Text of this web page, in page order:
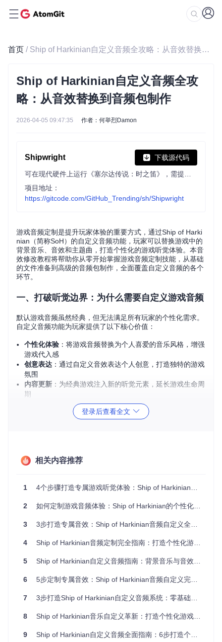
首页 / Ship of Harkinian自定义音频全攻略：从音效替换到音频包制作
Ship of Harkinian自定义音频全攻
略：从音效替换到音频包制作
2026-04-05 09:47:35 作者：何举烈Damon
Shipwright 下载源代码
项目地址：
https://gitcode.com/GitHub_Trending/sh/Shipwright
游戏音频定制是提升玩家体验的重要方式，通过Ship of Harki
nian（简称SoH）的自定义音频功能，玩家可以替换游戏中的
背景音乐、音效和主题曲，打造个性化的游戏听觉体验。本音
效修改教程将帮助你从零开始掌握游戏音频定制技能，从基础
的文件准备到高级的音频包制作，全面覆盖自定义音频的各个
环节。
一、打破听觉边界：为什么需要自定义游戏音频
默认游戏音频虽然经典，但无法满足所有玩家的个性化需求。
自定义音频功能为玩家提供了以下核心价值：
个性化体验 ：将游戏音频替换为个人喜爱的音乐风格，增强
游戏代入感
创意表达 ：通过自定义音效表达个人创意，打造独特的游戏
氛围
内容更新 ：为经典游戏注入新的听觉元素，延长游戏生命周
期
：为听力障碍玩家提供自定义音频方案，提升游
二、技术规格速查表
在开始制作自定义音频前，请熟悉以下技术参数：
参数
格式
+ .meta (元数据文件)
据格
第一行：音乐名称
类型代码：C=背景音
结构
所有子目录
限制
最多1024个音频序列 包含游戏原始音频序列
登录后查看全文
相关内容推荐
1 4个步骤打造专属游戏听觉体验：Ship of Harkinian音频自定义全攻略
2 如何定制游戏音频体验：Ship of Harkinian的个性化音效方案
3 3步打造专属音效：Ship of Harkinian音频自定义全攻略
4 Ship of Harkinian音频定制完全指南：打造个性化游戏听觉体验
5 Ship of Harkinian自定义音频指南：背景音乐与音效替换全解析
6 5步定制专属音效：Ship of Harkinian音频自定义完全指南
7 3步打造Ship of Harkinian自定义音频系统：零基础音频定制指南
8 Ship of Harkinian音乐自定义革新：打造个性化游戏音频体验全面指南
9 Ship of Harkinian自定义音频全面指南：6步打造个性化游戏听觉体验